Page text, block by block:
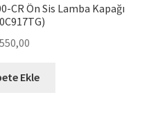
Ön Sis Lamba Kapağı
550,00
Ekle